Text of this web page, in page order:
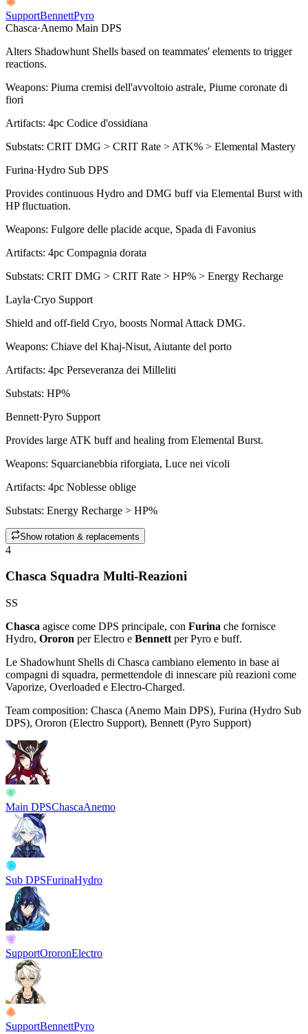
SupportBennettPyro
Chasca·Anemo Main DPS
Alters Shadowhunt Shells based on teammates' elements to trigger
reactions.
Weapons: Piuma cremisi dell'avvoltoio astrale, Piume coronate di
fiori
Artifacts: 4pc Codice d'ossidiana
Substats: CRIT DMG > CRIT Rate > ATK% > Elemental Mastery
Furina·Hydro Sub DPS
Provides continuous Hydro and DMG buff via Elemental Burst with
HP fluctuation.
Weapons: Fulgore delle placide acque, Spada di Favonius
Artifacts: 4pc Compagnia dorata
Substats: CRIT DMG > CRIT Rate > HP% > Energy Recharge
Layla·Cryo Support
Shield and off-field Cryo, boosts Normal Attack DMG.
Weapons: Chiave del Khaj-Nisut, Aiutante del porto
Artifacts: 4pc Perseveranza dei Milleliti
Substats: HP%
Bennett·Pyro Support
Provides large ATK buff and healing from Elemental Burst.
Weapons: Squarcianebbia riforgiata, Luce nei vicoli
Artifacts: 4pc Noblesse oblige
Substats: Energy Recharge > HP%
Show rotation & replacements
4
Chasca Squadra Multi-Reazioni
SS
Chasca agisce come DPS principale, con Furina che fornisce
Hydro, Ororon per Electro e Bennett per Pyro e buff.
Le Shadowhunt Shells di Chasca cambiano elemento in base ai
compagni di squadra, permettendole di innescare più reazioni come
Vaporize, Overloaded e Electro-Charged.
Team composition: Chasca (Anemo Main DPS), Furina (Hydro Sub
DPS), Ororon (Electro Support), Bennett (Pyro Support)
Main DPSChascaAnemo
Sub DPSFurinaHydro
SupportOroronElectro
SupportBennettPyro